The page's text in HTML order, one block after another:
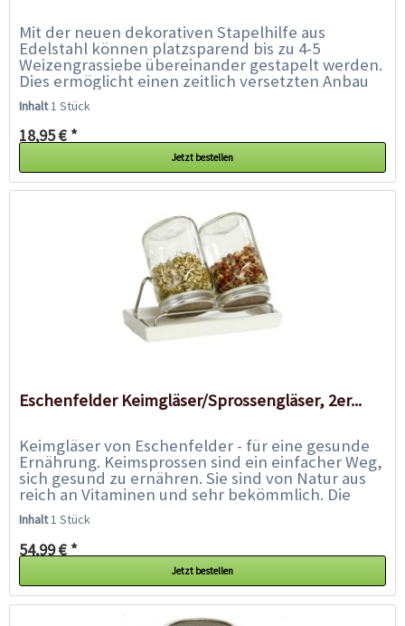
Mit der neuen dekorativen Stapelhilfe aus
Edelstahl können platzsparend bis zu 4-5
Weizengrassiebe übereinander gestapelt werden.
Dies ermöglicht einen zeitlich versetzten Anbau
und sichert Ihnen so eine lückenlose...
Inhalt1 Stück
18,95 € *
Jetzt bestellen
Eschenfelder Keimgläser/Sprossengläser, 2er...
Keimgläser von Eschenfelder - für eine gesunde
Ernährung. Keimsprossen sind ein einfacher Weg,
sich gesund zu ernähren. Sie sind von Natur aus
reich an Vitaminen und sehr bekömmlich. Die
Vorteile von...
Inhalt1 Stück
54,99 € *
Jetzt bestellen